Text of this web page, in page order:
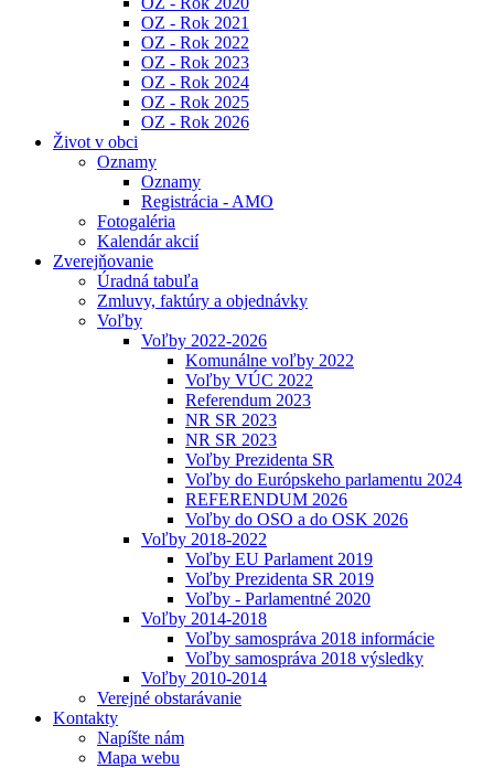
OZ - Rok 2021
OZ - Rok 2022
OZ - Rok 2023
OZ - Rok 2024
OZ - Rok 2025
OZ - Rok 2026
Život v obci
Oznamy
Oznamy
Registrácia - AMO
Fotogaléria
Kalendár akcií
Zverejňovanie
Úradná tabuľa
Zmluvy, faktúry a objednávky
Voľby
Voľby 2022-2026
Komunálne voľby 2022
Voľby VÚC 2022
Referendum 2023
NR SR 2023
NR SR 2023
Voľby Prezidenta SR
Voľby do Európskeho parlamentu 2024
REFERENDUM 2026
Voľby do OSO a do OSK 2026
Voľby 2018-2022
Voľby EU Parlament 2019
Voľby Prezidenta SR 2019
Voľby - Parlamentné 2020
Voľby 2014-2018
Voľby samospráva 2018 informácie
Voľby samospráva 2018 výsledky
Voľby 2010-2014
Verejné obstarávanie
Kontakty
Napíšte nám
Mapa webu